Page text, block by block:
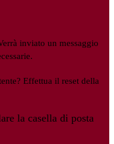
inviato un messaggio
Effettua il reset della
la casella di posta